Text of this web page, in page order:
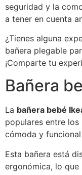
seguridad y la
a tener en cuenta
¿Tienes alguna
bañera plegable
¡Comparte tu
Bañera
La bañera bebé
populares entre los
cómoda y
Esta bañera está
ergonómica, lo